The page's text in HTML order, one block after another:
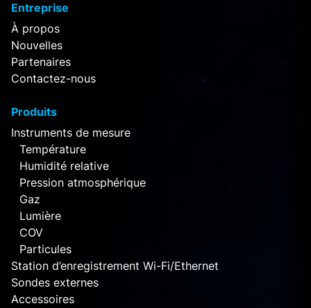
Entreprise
À propos
Nouvelles
Partenaires
Contactez-nous
Produits
Instruments de mesure
Température
Humidité relative
Pression atmosphérique
Gaz
Lumière
COV
Particules
Station d’enregistrement Wi-Fi/Ethernet
Sondes externes
Accessoires